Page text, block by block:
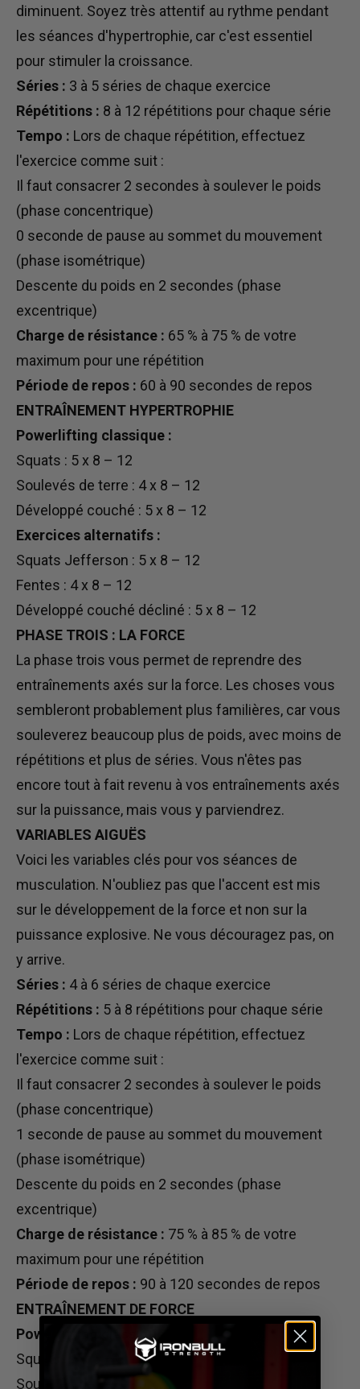
diminuent. Soyez très attentif au rythme pendant
les séances d'hypertrophie, car c'est essentiel
pour stimuler la croissance.
Séries : 3 à 5 séries de chaque exercice
Répétitions : 8 à 12 répétitions pour chaque série
Tempo : Lors de chaque répétition, effectuez
l'exercice comme suit :
Il faut consacrer 2 secondes à soulever le poids
(phase concentrique)
0 seconde de pause au sommet du mouvement
(phase isométrique)
Descente du poids en 2 secondes (phase
excentrique)
Charge de résistance : 65 % à 75 % de votre
maximum pour une répétition
Période de repos : 60 à 90 secondes de repos
ENTRAÎNEMENT HYPERTROPHIE
Powerlifting classique :
Squats : 5 x 8 – 12
Soulevés de terre : 4 x 8 – 12
Développé couché : 5 x 8 – 12
Exercices alternatifs :
Squats Jefferson : 5 x 8 – 12
Fentes : 4 x 8 – 12
Développé couché décliné : 5 x 8 – 12
PHASE TROIS : LA FORCE
La phase trois vous permet de reprendre des
entraînements axés sur la force. Les choses vous
sembleront probablement plus familières, car vous
souleverez beaucoup plus de poids, avec moins de
répétitions et plus de séries. Vous n'êtes pas
encore tout à fait revenu à vos entraînements axés
sur la puissance, mais vous y parviendrez.
VARIABLES AIGUËS
Voici les variables clés pour vos séances de
musculation. N'oubliez pas que l'accent est mis
sur le développement de la force et non sur la
puissance explosive. Ne vous découragez pas, on
y arrive.
Séries : 4 à 6 séries de chaque exercice
Répétitions : 5 à 8 répétitions pour chaque série
Tempo : Lors de chaque répétition, effectuez
l'exercice comme suit :
Il faut consacrer 2 secondes à soulever le poids
(phase concentrique)
1 seconde de pause au sommet du mouvement
(phase isométrique)
Descente du poids en 2 secondes (phase
excentrique)
Charge de résistance : 75 % à 85 % de votre
maximum pour une répétition
Période de repos : 90 à 120 secondes de repos
ENTRAÎNEMENT DE FORCE
Powerlifting classique :
Squats : 6 x 5 – 8
Soulevés de terre : 5 x 5 – 8